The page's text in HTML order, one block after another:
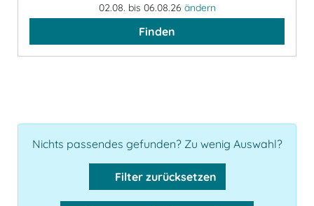
02.08. bis 06.08.26 ändern
Finden
Nichts passendes gefunden? Zu wenig Auswahl?
Filter zurücksetzen